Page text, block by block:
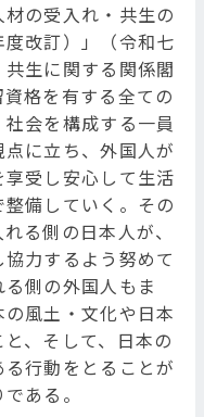
の受入れ・共生の
改訂）」（令和七
生に関する関係閣
格を有する全ての
会を構成する一員
に立ち、外国人が
受し安心して生活
備していく。その
る側の日本人が、
力するよう努めて
側の外国人もま
風土・文化や日本
、そして、日本の
行動をとることが
ある。